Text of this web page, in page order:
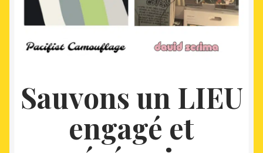
Sauvons un LIEU
engagé et